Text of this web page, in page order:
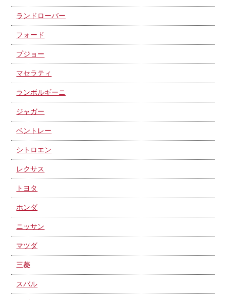
ランドローバー
フォード
プジョー
マセラティ
ランボルギーニ
ジャガー
ベントレー
シトロエン
レクサス
トヨタ
ホンダ
ニッサン
マツダ
三菱
スバル